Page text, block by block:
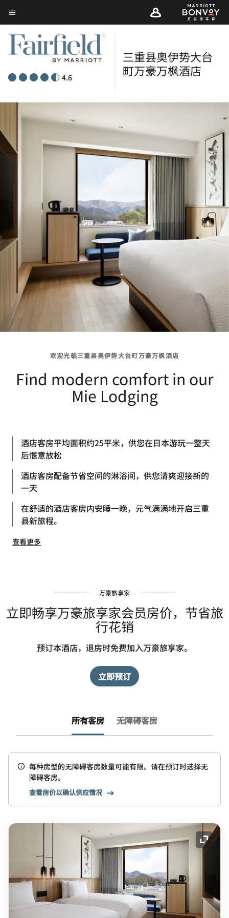
Skip
to
main
content
菜单文本
4.6
三重县奥伊势大台
町万豪万枫酒店
欢迎光临三重县奥伊势大台町万豪万枫酒店
Find modern comfort in our
Mie Lodging
酒店客房平均面积约25平米，供您在日本游玩一整天
后惬意放松
酒店客房配备节省空间的淋浴间，供您清爽迎接新的
一天
在舒适的酒店客房内安睡一晚，元气满满地开启三重
县新旅程。
查看更多
万豪旅享家
立即畅享万豪旅享家会员房价，节省旅
行花销
预订本酒店，退房时免费加入万豪旅享家。
立即预订
所有客房 无障碍客房
每种房型的无障碍客房数量可能有限。请在预订时选择无
障碍客房。
查看房价以确认供应情况
展开